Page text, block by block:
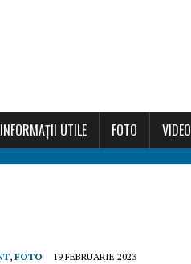
INFORMAȚII UTILE FOTO VIDEO
, FOTO 19 FEBRUARIE 2023